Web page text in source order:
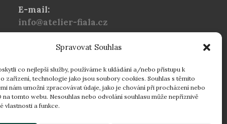
Spravovat Souhlas
co nejlepší služby, používáme k ukládání a/nebo přístupu k
zařízení, technologie jako jsou soubory cookies. Souhlas s těmito
nám umožní zpracovávat údaje, jako je chování při procházení nebo
na tomto webu. Nesouhlas nebo odvolání souhlasu může nepříznivě
vlastnosti a funkce.
E-mail:
info@atelier-fiala.cz
+420 724 560 203
Provozní doba:
Po–Pá 8:00–16:30
16:30–18:00 dle
individuální domluvy